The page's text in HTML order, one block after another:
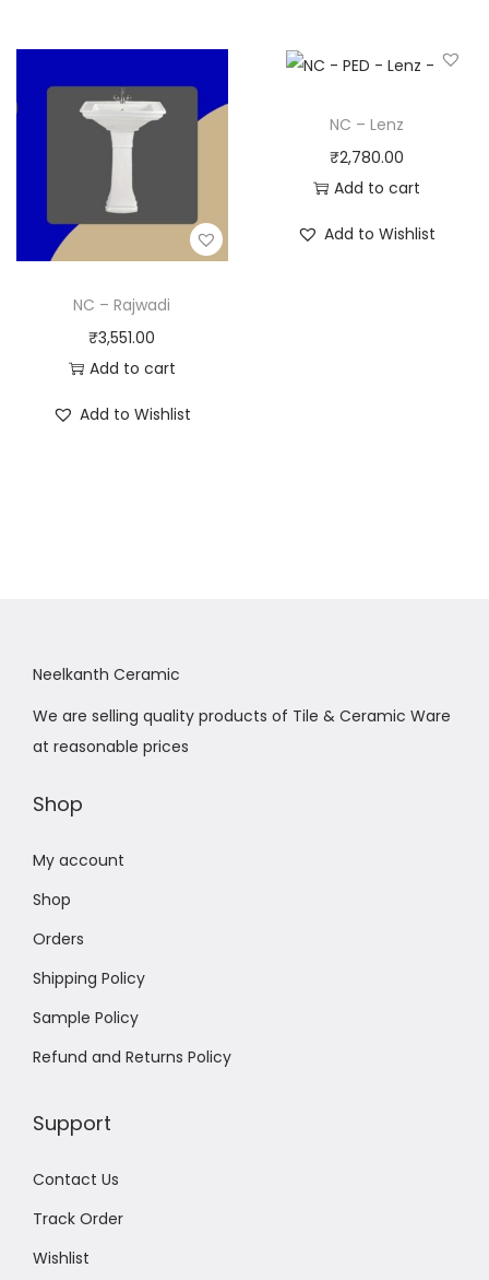
NC – Rajwadi
₹3,551.00
Add to cart
Add to Wishlist
NC – Lenz
₹2,780.00
Add to cart
Add to Wishlist
Neelkanth Ceramic
We are selling quality products of Tile & Ceramic Ware
at reasonable prices
Shop
My account
Shop
Orders
Shipping Policy
Sample Policy
Refund and Returns Policy
Support
Contact Us
Track Order
Wishlist